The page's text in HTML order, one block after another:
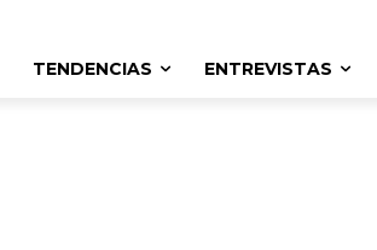
TENDENCIAS ENTREVISTAS